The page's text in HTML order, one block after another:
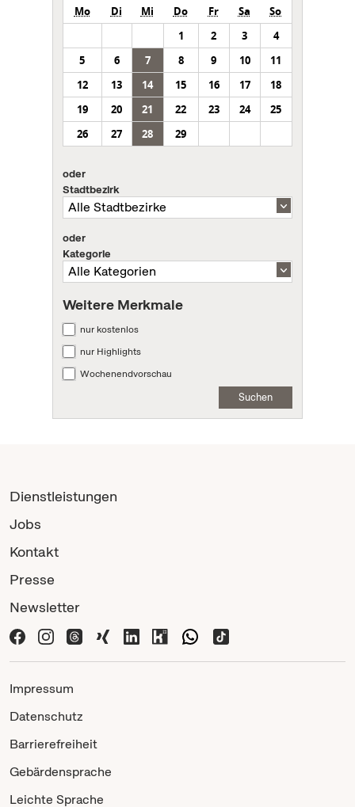
Mo Di Mi Do Fr Sa
So
1
2 3
4
5
6 7 8 9 10
11
12
13 14 15 16 17
18
19
20 21 22 23 24
25
26
27 28 29
oder
Stadtbezirk
oder
Kategorie
Weitere Merkmale
nur kostenlos
nur Highlights
Wochenendvorschau
Suchen
Dienstleistungen
Jobs
Kontakt
Presse
Newsletter
Impressum
Datenschutz
Barrierefreiheit
Gebärdensprache
Leichte Sprache